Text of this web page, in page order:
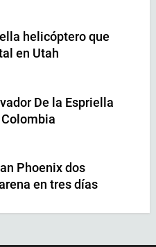
helicóptero que
en Utah
De la Espriella
Phoenix dos
en tres días